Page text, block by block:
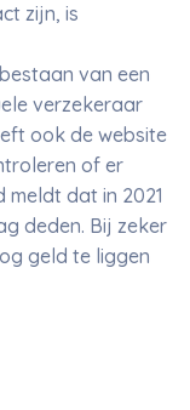
zijn, is
van een
verzekeraar
ook de website
of er
meldt dat in 2021
deden. Bij zeker
geld te liggen